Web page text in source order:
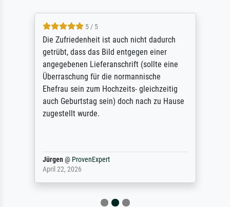
5 / 5
Die Zufriedenheit ist auch nicht dadurch
getrübt, dass das Bild entgegen einer
angegebenen Lieferanschrift (sollte eine
Überraschung für die normannische
Ehefrau sein zum Hochzeits- gleichzeitig
auch Geburtstag sein) doch nach zu Hause
zugestellt wurde.
Jürgen@ ProvenExpert
April 22, 2026